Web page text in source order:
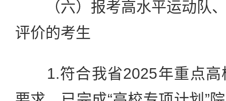
（六）报考高水平运动队、
评价的考生
1.符合我省2025年重点高